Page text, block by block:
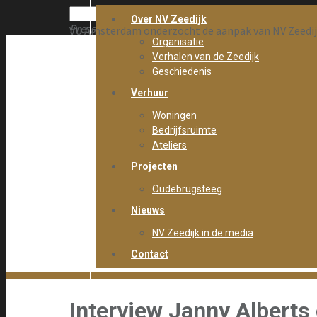
VU Amsterdam onderzocht de aanpak van NV
Over NV Zeedijk
Organisatie
Verhalen van de Zeedijk
Geschiedenis
Verhuur
Woningen
Bedrijfsruimte
Ateliers
Projecten
Oudebrugsteeg
Nieuws
NV Zeedijk in de media
Contact
Press enter to begin your search
Interview Janny Alberts